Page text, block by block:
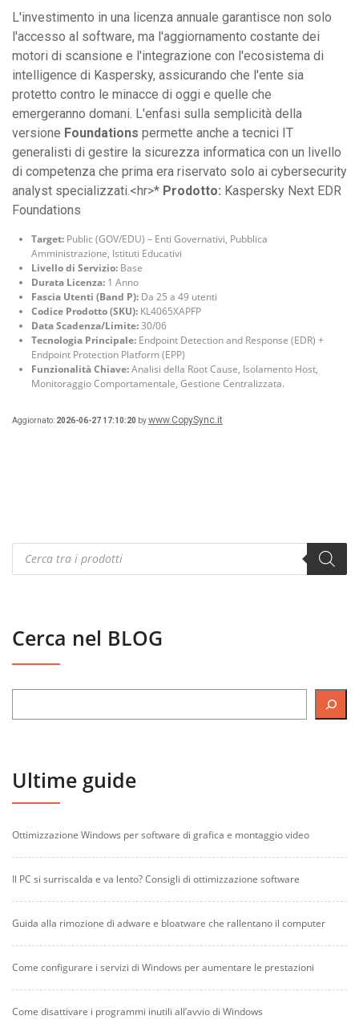
L'investimento in una licenza annuale garantisce non solo
l'accesso al software, ma l'aggiornamento costante dei
motori di scansione e l'integrazione con l'ecosistema di
intelligence di Kaspersky, assicurando che l'ente sia
protetto contro le minacce di oggi e quelle che
emergeranno domani. L'enfasi sulla semplicità della
versione Foundations permette anche a tecnici IT
generalisti di gestire la sicurezza informatica con un livello
di competenza che prima era riservato solo ai cybersecurity
analyst specializzati.<hr>* Prodotto: Kaspersky Next EDR
Foundations
Target: Public (GOV/EDU) – Enti Governativi, Pubblica
Amministrazione, Istituti Educativi
Livello di Servizio: Base
Durata Licenza: 1 Anno
Fascia Utenti (Band P): Da 25 a 49 utenti
Codice Prodotto (SKU): KL4065XAPFP
Data Scadenza/Limite:30/06
Tecnologia Principale: Endpoint Detection and Response (EDR) +
Endpoint Protection Platform (EPP)
Funzionalità Chiave:Analisi della Root Cause, Isolamento Host,
Monitoraggio Comportamentale, Gestione Centralizzata.
Aggiornato: 2026-06-27 17:10:20 bywww.CopySync.it
Products
search
Cerca nel BLOG
Ultime guide
Ottimizzazione Windows per software di grafica e montaggio video
Il PC si surriscalda e va lento? Consigli di ottimizzazione software
Guida alla rimozione di adware e bloatware che rallentano il computer
Come configurare i servizi di Windows per aumentare le prestazioni
Come disattivare i programmi inutili all’avvio di Windows